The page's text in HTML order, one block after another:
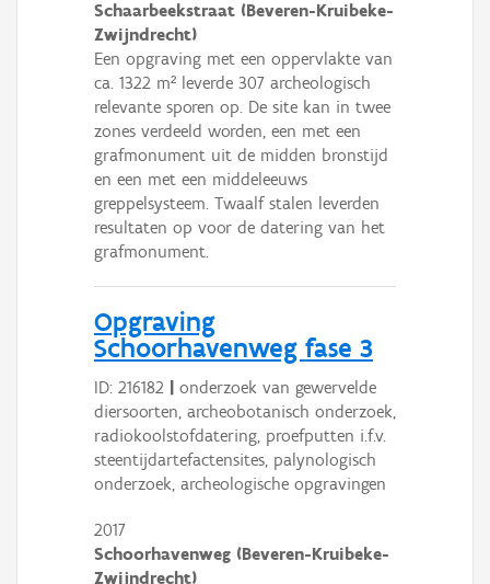
Schaarbeekstraat (Beveren-Kruibeke-
Zwijndrecht)
Een opgraving met een oppervlakte van
ca. 1322 m² leverde 307 archeologisch
relevante sporen op. De site kan in twee
zones verdeeld worden, een met een
grafmonument uit de midden bronstijd
en een met een middeleeuws
greppelsysteem. Twaalf stalen leverden
resultaten op voor de datering van het
grafmonument.
Opgraving
Schoorhavenweg fase 3
ID: 216182 | onderzoek van gewervelde
diersoorten, archeobotanisch onderzoek,
radiokoolstofdatering, proefputten i.f.v.
steentijdartefactensites, palynologisch
onderzoek, archeologische opgravingen
2017
Schoorhavenweg (Beveren-Kruibeke-
Zwijndrecht)